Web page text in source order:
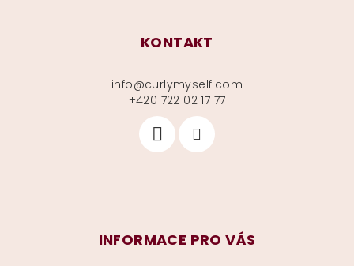
KONTAKT
info@curlymyself.com
+420 722 02 17 77
INFORMACE PRO VÁS